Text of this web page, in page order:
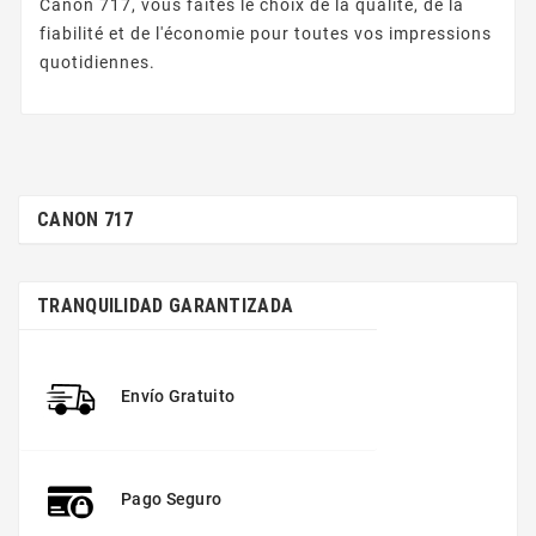
Canon 717, vous faites le choix de la qualité, de la
fiabilité et de l'économie pour toutes vos impressions
quotidiennes.
CANON 717
TRANQUILIDAD GARANTIZADA
Envío Gratuito
Pago Seguro